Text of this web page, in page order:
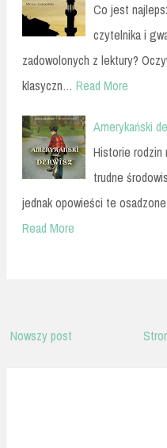
Co jest
czytelnika i
zadowolonych z lektury?
klasyczn… Read More
Amerykański
Historie rodzin
trudne
jednak opowieści te
Read More
Nowszy post